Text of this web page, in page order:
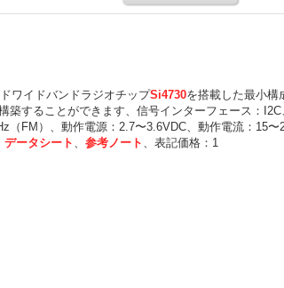
ワイドバンドラジオチップSi4730を搭載した最小構
築することができます、信号インターフェース：
（FM）、動作電源：2.7〜3.6VDC、動作電流：15
データシート 、 参考ノート 、表記価格：1